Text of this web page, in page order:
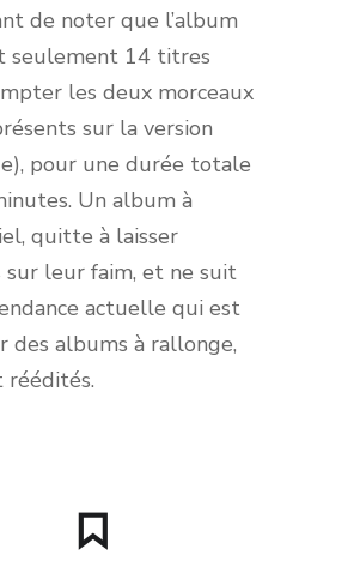
de noter que l’album
seulement 14 titres
les deux morceaux
sur la version
pour une durée totale
Un album à
quitte à laisser
sur leur faim, et ne suit
actuelle qui est
des albums à rallonge,
réédités.